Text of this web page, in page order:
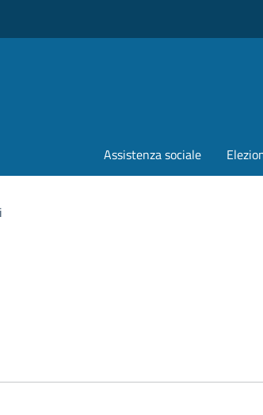
Assistenza sociale